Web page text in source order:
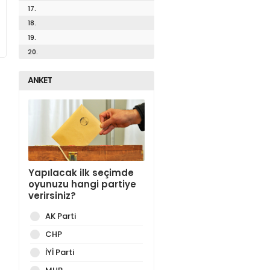
17.
18.
19.
20.
ANKET
Yapılacak ilk seçimde
oyunuzu hangi partiye
verirsiniz?
AK Parti
CHP
İYİ Parti